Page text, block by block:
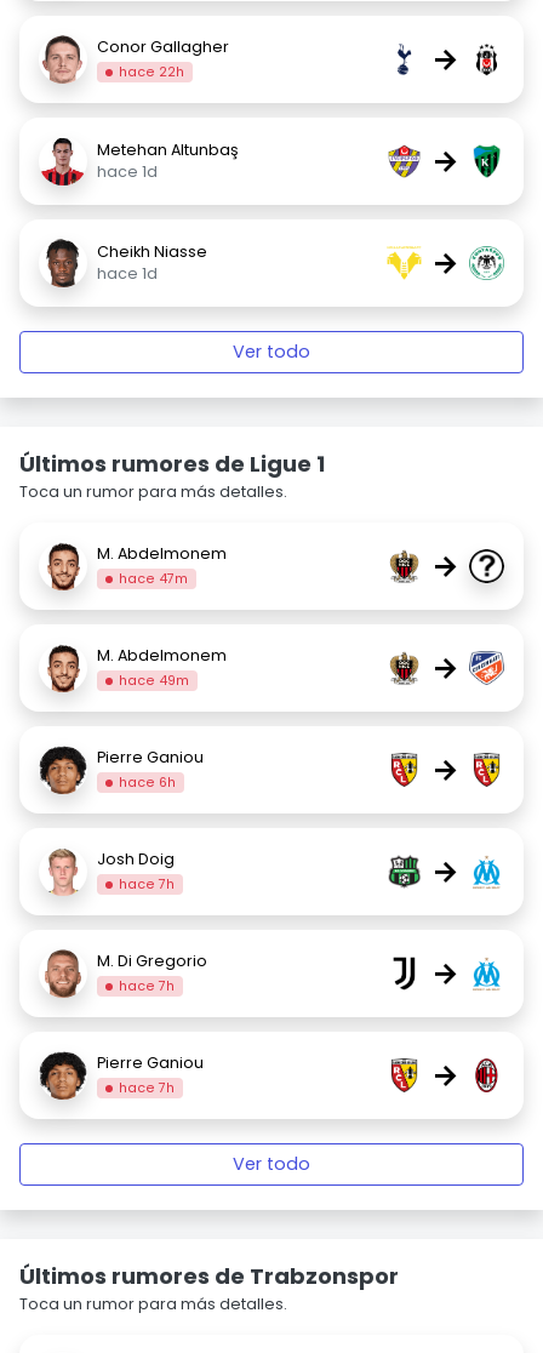
Conor Gallagher
hace 22h →
Metehan Altunbaş
hace 1d
→
Cheikh Niasse
hace 1d
→
Ver todo
Últimos rumores de Ligue 1
Toca un rumor para más detalles.
M. Abdelmonem
hace 47m →
M. Abdelmonem
hace 49m →
Pierre Ganiou
hace 6h →
Josh Doig
hace 7h →
M. Di Gregorio
hace 7h →
Pierre Ganiou
hace 7h →
Ver todo
Últimos rumores de Trabzonspor
Toca un rumor para más detalles.